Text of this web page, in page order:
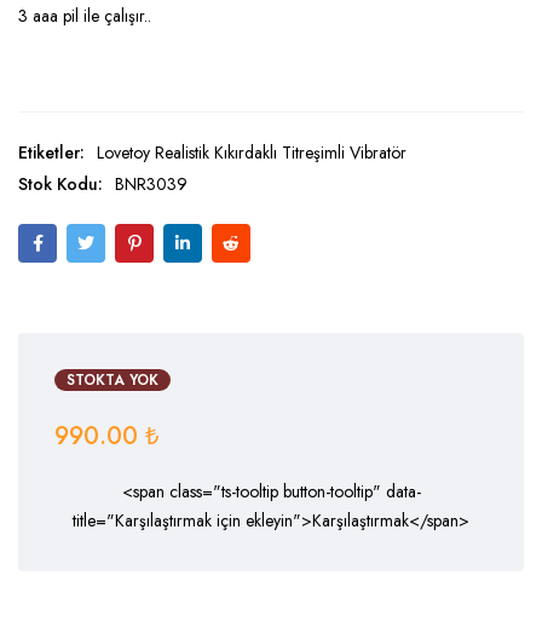
3 aaa pil ile çalışır..
STOKTA YOK
990.00 ₺
<span class="ts-tooltip button-tooltip" data-
title="Karşılaştırmak için ekleyin">Karşılaştırmak</span>
Etiketler: Lovetoy Realistik Kıkırdaklı Titreşimli Vibratör
Stok Kodu: BNR3039